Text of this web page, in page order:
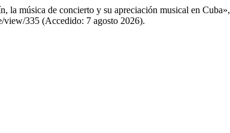
la música de concierto y su apreciación musical en Cuba»,
view/335 (Accedido: 7 agosto 2026).